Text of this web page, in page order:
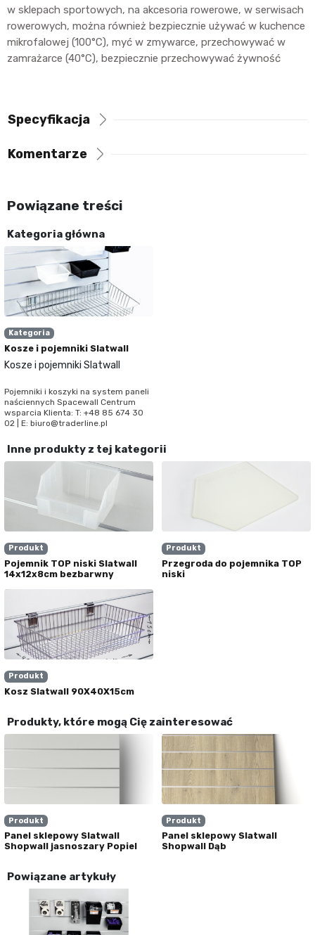
w sklepach sportowych, na akcesoria rowerowe, w serwisach
rowerowych, można również bezpiecznie używać w kuchence
mikrofalowej (100°C), myć w zmywarce, przechowywać w
zamrażarce (40°C), bezpiecznie przechowywać żywność
Specyfikacja
Komentarze
Powiązane treści
Kategoria główna
Kategoria
Kosze i pojemniki Slatwall
Kosze i pojemniki Slatwall
Pojemniki i koszyki na system paneli
naściennych Spacewall Centrum
wsparcia Klienta: T: +48 85 674 30
02 | E: biuro@traderline.pl
Inne produkty z tej kategorii
Produkt
Pojemnik TOP niski Slatwall
14x12x8cm bezbarwny
Produkt
Przegroda do pojemnika TOP
niski
Produkt
Kosz Slatwall 90X40X15cm
Produkty, które mogą Cię zainteresować
Produkt
Panel sklepowy Slatwall
Shopwall jasnoszary Popiel
Produkt
Panel sklepowy Slatwall
Shopwall Dąb
Powiązane artykuły